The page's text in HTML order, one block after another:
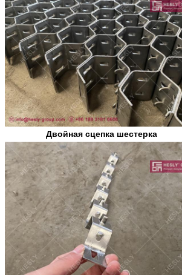
Двойная сцепка шестерка